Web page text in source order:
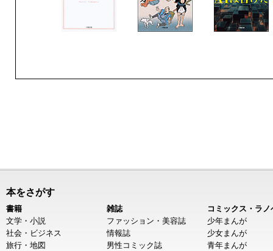
本をさがす
書籍
文学・小説
社会・ビジネス
旅行・地図
雑誌
ファッション・美容誌
情報誌
男性コミック誌
コミックス・ラノ
少年まんが
少女まんが
青年まんが